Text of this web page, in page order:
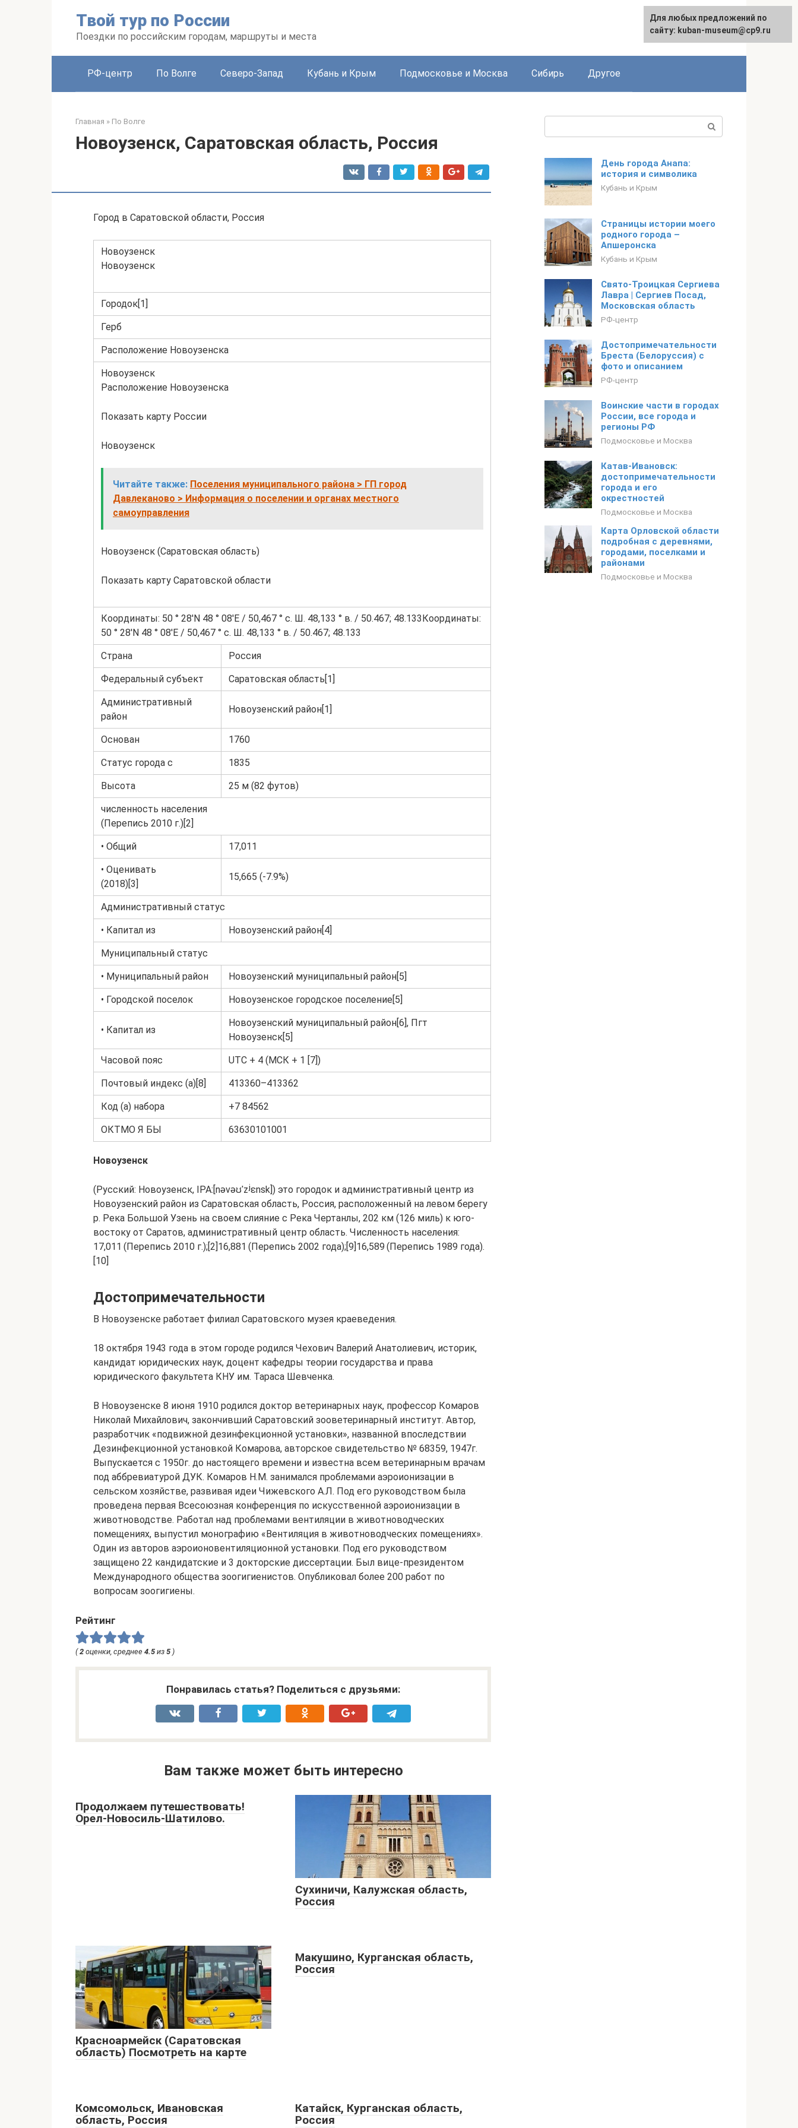
Твой тур по России
Поездки по российским городам, маршруты и места
РФ-центр По Волге Северо-Запад Кубань и Крым Подмосковье и Москва Сибирь Другое
Главная » По Волге
Новоузенск, Саратовская область, Россия
Город в Саратовской области, Россия
Новоузенск
Новоузенск
Городок[1]
Герб
Расположение Новоузенска
Новоузенск
Расположение Новоузенска
Показать карту России
Новоузенск
Читайте также: Поселения муниципального района > ГП город
Давлеканово > Информация о поселении и органах местного
самоуправления
Новоузенск (Саратовская область)
Показать карту Саратовской области
Координаты: 50 ° 28′N 48 ° 08′E / 50,467 ° с. Ш. 48,133 ° в. / 50.467; 48.133Координаты:
50 ° 28′N 48 ° 08′E / 50,467 ° с. Ш. 48,133 ° в. / 50.467; 48.133
Страна Россия
Федеральный субъект Саратовская область[1]
Административный
район
Новоузенский район[1]
Основан 1760
Статус города с 1835
Высота 25 м (82 футов)
численность населения
(Перепись 2010 г.)[2]
• Общий 17,011
• Оценивать
(2018)[3]
15,665 (-7.9%)
Административный статус
• Капитал из Новоузенский район[4]
Муниципальный статус
• Муниципальный район Новоузенский муниципальный район[5]
• Городской поселок Новоузенское городское поселение[5]
• Капитал из
Новоузенский муниципальный район[6], Пгт
Новоузенск[5]
Часовой пояс UTC + 4 (МСК + 1 [7])
Почтовый индекс (а)[8] 413360–413362
Код (а) набора +7 84562
ОКТМО Я БЫ 63630101001
Новоузенск
(Русский: Новоузенск, IPA:[nəvəʊˈzʲɛnsk]) это городок и административный центр из
Новоузенский район из Саратовская область, Россия, расположенный на левом берегу
р. Река Большой Узень на своем слияние с Река Чертанлы, 202 км (126 миль) к юго-
востоку от Саратов, административный центр область. Численность населения:
17,011 (Перепись 2010 г.);[2]16,881 (Перепись 2002 года);[9]16,589 (Перепись 1989 года).
[10]
Достопримечательности
В Новоузенске работает филиал Саратовского музея краеведения.
18 октября 1943 года в этом городе родился Чехович Валерий Анатолиевич, историк,
кандидат юридических наук, доцент кафедры теории государства и права
юридического факультета КНУ им. Тараса Шевченка.
В Новоузенске 8 июня 1910 родился доктор ветеринарных наук, профессор Комаров
Николай Михайлович, закончивший Саратовский зооветеринарный институт. Автор,
разработчик «подвижной дезинфекционной установки», названной впоследствии
Дезинфекционной установкой Комарова, авторское свидетельство № 68359, 1947г.
Выпускается с 1950г. до настоящего времени и известна всем ветеринарным врачам
под аббревиатурой ДУК. Комаров Н.М. занимался проблемами аэроионизации в
сельском хозяйстве, развивая идеи Чижевского А.Л. Под его руководством была
проведена первая Всесоюзная конференция по искусственной аэроионизации в
животноводстве. Работал над проблемами вентиляции в животноводческих
помещениях, выпустил монографию «Вентиляция в животноводческих помещениях».
Один из авторов аэроионовентиляционной установки. Под его руководством
защищено 22 кандидатские и 3 докторские диссертации. Был вице-президентом
Международного общества зоогигиенистов. Опубликовал более 200 работ по
вопросам зоогигиены.
Рейтинг
(2 оценки, среднее 4.5 из 5 )
Понравилась статья? Поделиться с друзьями:
Вам также может быть интересно
Продолжаем путешествовать!
Орел-Новосиль-Шатилово.
Сухиничи, Калужская область,
Россия
Красноармейск (Саратовская
область) Посмотреть на карте
Макушино, Курганская область,
Россия
Комсомольск, Ивановская
область, Россия
Катайск, Курганская область,
Россия
День города Анапа:
история и символика
Кубань и Крым
Страницы истории моего
родного города –
Апшеронска
Кубань и Крым
Свято-Троицкая Сергиева
Лавра | Сергиев Посад,
Московская область
РФ-центр
Достопримечательности
Бреста (Белоруссия) с
фото и описанием
РФ-центр
Воинские части в городах
России, все города и
регионы РФ
Подмосковье и Москва
Катав-Ивановск:
достопримечательности
города и его
окрестностей
Подмосковье и Москва
Карта Орловской области
подробная с деревнями,
городами, поселками и
районами
Подмосковье и Москва
Для любых предложений по
сайту: kuban-museum@cp9.ru